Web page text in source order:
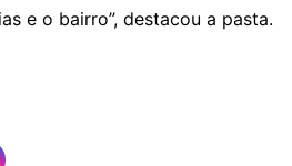
e o bairro”, destacou a pasta.